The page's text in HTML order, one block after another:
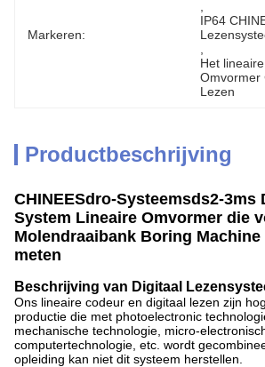
Markeren:
IP64
Het
Omvormer
Lezen
Productbeschrijving
CHINEESdro-Systeemsds2-3ms
System Lineaire Omvormer die
Molendraaibank Boring Machine
meten
Beschrijving van Digitaal
Ons lineaire codeur en digitaal lezen zijn
productie die met photoelectronic
mechanische technologie, micro-
computertechnologie, etc. wordt
opleiding kan niet dit systeem herstellen.